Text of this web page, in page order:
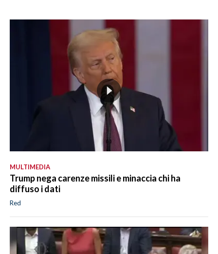
MULTIMEDIA
Trump nega carenze missili e minaccia chi ha
diffuso i dati
Red